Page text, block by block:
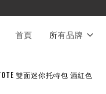
首頁 所有品牌
TOTE 雙面迷你托特包 酒紅色